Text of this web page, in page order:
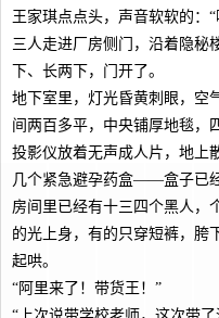
王家琪点点头，声音软软的
三人走进厂房侧门，沿着隐秘
下、长两下，门开了。
地下室里，灯光昏黄刺眼，空
间两百多平，中央铺厚地毯，
投影仪放着无声成人片，地上
几个紧急避孕药盒——盒子已
房间里已经有十三四个黑人，
的光上身，有的只穿短裤，胯
起哄。
“阿里来了！带货王！”